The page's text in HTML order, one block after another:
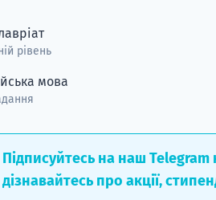
рівень
мова
Підписуйтесь на наш
дізнавайтесь про акції,